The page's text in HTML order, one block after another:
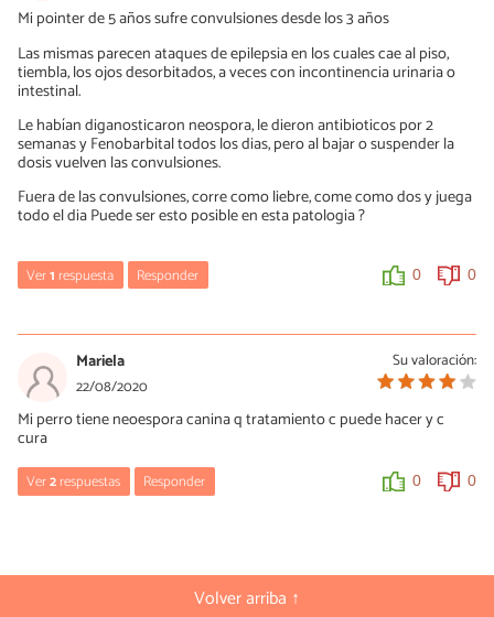
Mi pointer de 5 años sufre convulsiones desde los 3 años
Las mismas parecen ataques de epilepsia en los cuales cae al piso,
tiembla, los ojos desorbitados, a veces con incontinencia urinaria o
intestinal.
Le habían diganosticaron neospora, le dieron antibioticos por 2
semanas y Fenobarbital todos los dias, pero al bajar o suspender la
dosis vuelven las convulsiones.
Fuera de las convulsiones, corre como liebre, come como dos y juega
todo el dia Puede ser esto posible en esta patologia ?
Ver1respuesta Responder 0 0
28/08/2022
Hola, las neosporosis que he visto no cursaron así. De todas
formas, si responde a fenobarbital, por qué no barajar epilepsia.
Un saludo.
Su valoración:
Mariela
22/08/2020
Mi perro tiene neoespora canina q tratamiento c puede hacer y c
cura
Ver2respuestas Responder 0 0
Hola, lo tienes explicado en el artículo. Un saludo.
Volver arriba ↑